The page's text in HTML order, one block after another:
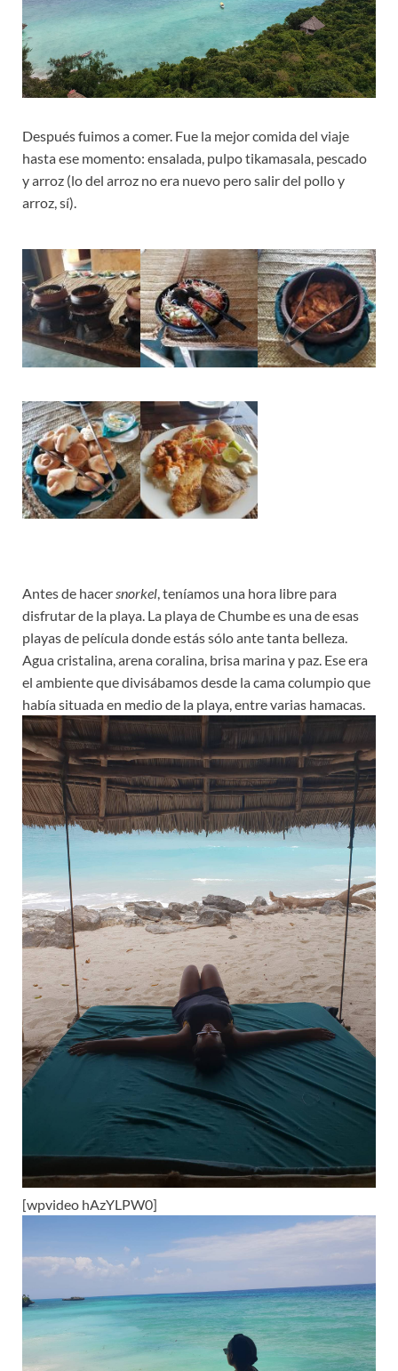
Después fuimos a comer. Fue la mejor comida del viaje
hasta ese momento: ensalada, pulpo tikamasala, pescado
y arroz (lo del arroz no era nuevo pero salir del pollo y
arroz, sí).
Antes de hacersnorkel, teníamos una hora libre para
disfrutar de la playa. La playa de Chumbe es una de esas
playas de película donde estás sólo ante tanta belleza.
Agua cristalina, arena coralina, brisa marina y paz. Ese era
el ambiente que divisábamos desde la cama columpio que
había situada en medio de la playa, entre varias hamacas.
[wpvideo hAzYLPW0]